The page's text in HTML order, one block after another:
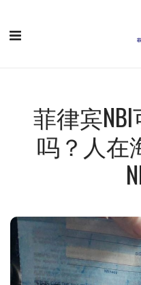
菲律宾
吗？人在